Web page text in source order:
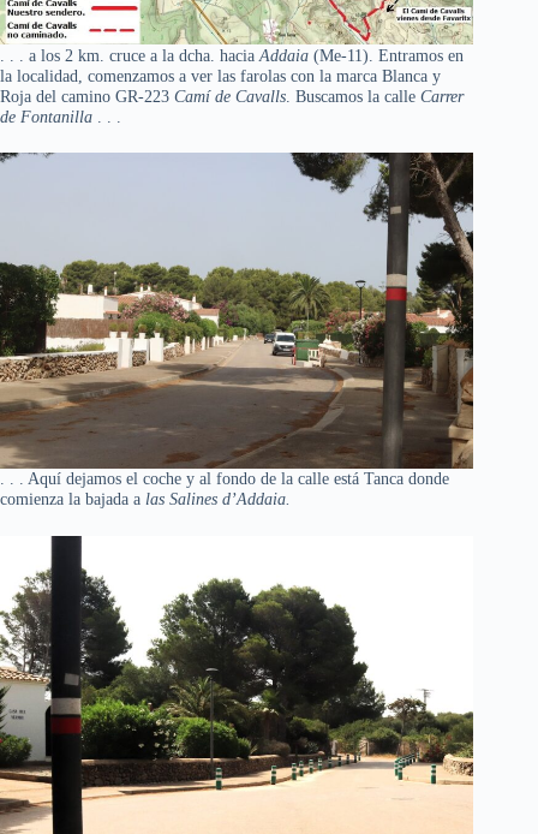
. . . a los 2 km. cruce a la dcha. hacia Addaia (Me-11). Entramos en
la localidad, comenzamos a ver las farolas con la marca Blanca y
Roja del camino GR-223 Camí de Cavalls . Buscamos la calle Carrer
de Fontanilla
. . . Aquí dejamos el coche y al fondo de la calle está Tanca donde
comienza la bajada a las Salines d’Addaia.